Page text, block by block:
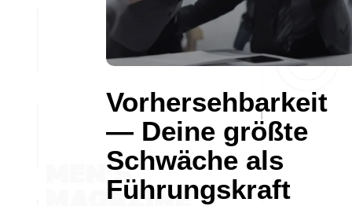
Vorhersehbarkeit
— Deine größte
Schwäche als
Führungskraft